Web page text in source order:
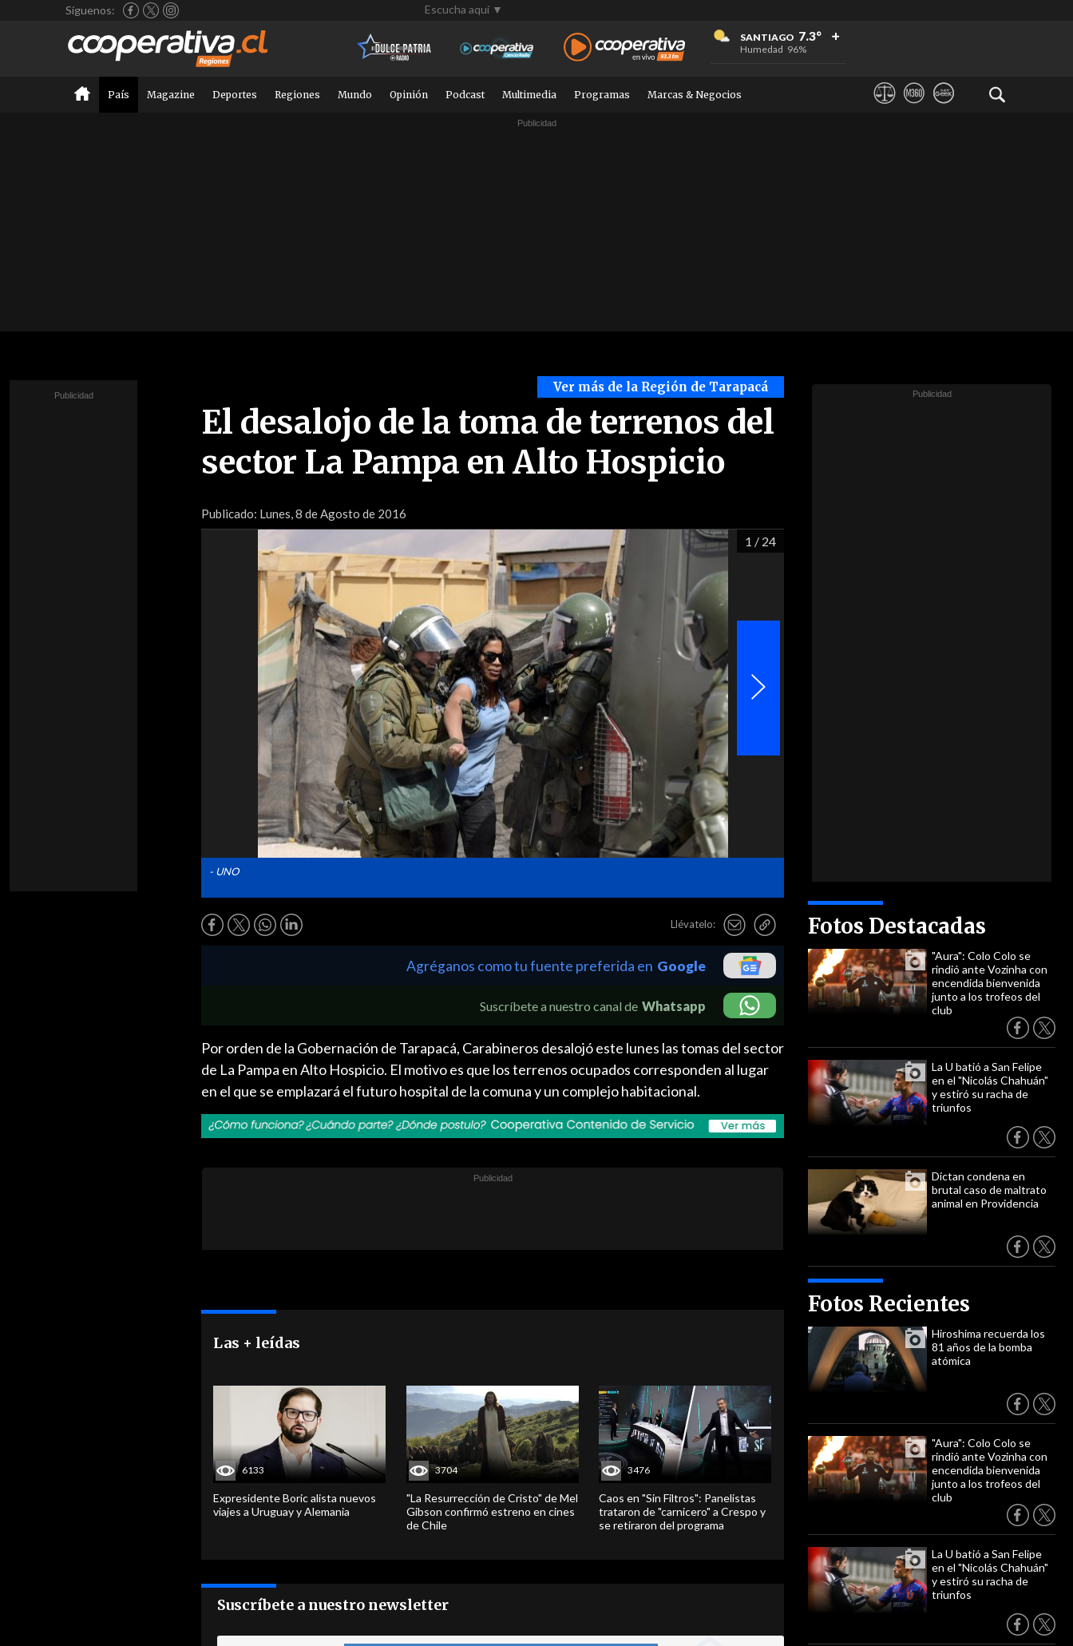
Síguenos: Escucha aquí ▼
SANTIAGO 7.3°
Humedad 96%
+
+
+
País Magazine Deportes Regiones Mundo Opinión Podcast Multimedia Programas Marcas & Negocios
Ver más de la Región de Tarapacá
El desalojo de la toma de terrenos del
sector La Pampa en Alto Hospicio
Publicado: Lunes, 8 de Agosto de 2016
1 / 24
- UNO
Llévatelo: Fotos Destacadas
"Aura": Colo Colo se
rindió ante Vozinha con
encendida bienvenida
junto a los trofeos del
club
La U batió a San Felipe
en el "Nicolás Chahuán"
y estiró su racha de
triunfos
Dictan condena en
brutal caso de maltrato
animal en Providencia
Fotos Recientes
Hiroshima recuerda los
81 años de la bomba
atómica
"Aura": Colo Colo se
rindió ante Vozinha con
encendida bienvenida
junto a los trofeos del
club
La U batió a San Felipe
en el "Nicolás Chahuán"
y estiró su racha de
triunfos
Agréganos como tu fuente preferida en Google
Suscríbete a nuestro canal de Whatsapp
Por orden de la Gobernación de Tarapacá, Carabineros desalojó este lunes las tomas del sector
de La Pampa en Alto Hospicio. El motivo es que los terrenos ocupados corresponden al lugar
en el que se emplazará el futuro hospital de la comuna y un complejo habitacional.
Las + leídas
6133
Expresidente Boric alista nuevos
viajes a Uruguay y Alemania
3704
"La Resurrección de Cristo" de Mel
Gibson confirmó estreno en cines
de Chile
3476
Caos en "Sin Filtros": Panelistas
trataron de "carnicero" a Crespo y
se retiraron del programa
Suscríbete a nuestro newsletter